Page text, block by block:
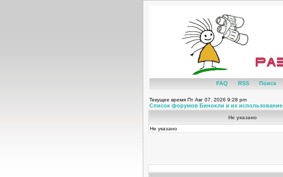
FAQ RSS Поиск
Текущее время Пт Авг 07, 2026 9:28 pm
Список форумов Бинокли и их использование
Не указано
Не указано